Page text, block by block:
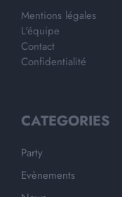
Mentions légales
L'équipe
Contact
Confidentialité
CATEGORIES
Party
Evènements